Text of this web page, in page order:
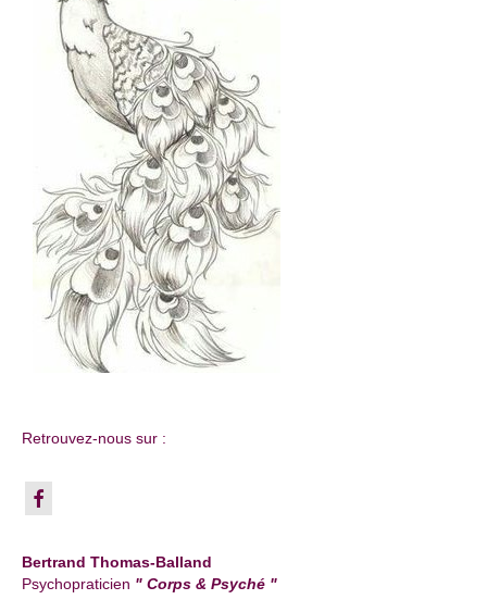
Retrouvez-nous sur :
Bertrand Thomas-Balland
Psychopraticien " Corps & Psyché "